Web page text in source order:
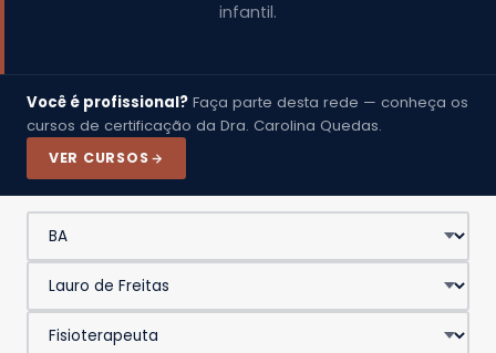
infantil.
Você é profissional? Faça parte desta rede — conheça os
cursos de certificação da Dra. Carolina Quedas.
VER CURSOS